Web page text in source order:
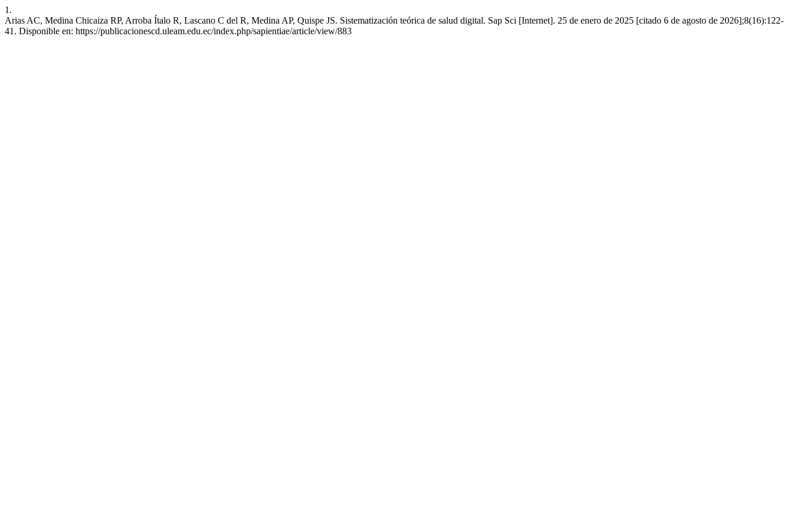
1.
Arias AC, Medina Chicaiza RP, Arroba Ítalo R, Lascano C del R, Medina AP, Quispe JS. Sistematización teórica de salud digital. Sap Sci [Internet]. 25 de enero de 2025 [citado 6 de agosto de 2026];8(16):122-
41. Disponible en: https://publicacionescd.uleam.edu.ec/index.php/sapientiae/article/view/883